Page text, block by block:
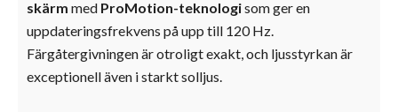
skärm med ProMotion-teknologisom ger en
uppdateringsfrekvens på upp till 120 Hz.
Färgåtergivningen är otroligt exakt, och ljusstyrkan är
exceptionell även i starkt solljus.